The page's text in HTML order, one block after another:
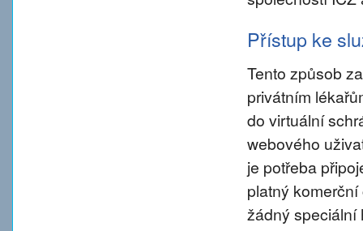
Přístup ke
Tento způsob
privátním
do virtuální
webového
je potřeba
platný
žádný speciální